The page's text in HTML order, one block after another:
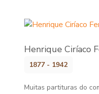
Henrique Ciríaco
1877 - 1942
Muitas partituras do